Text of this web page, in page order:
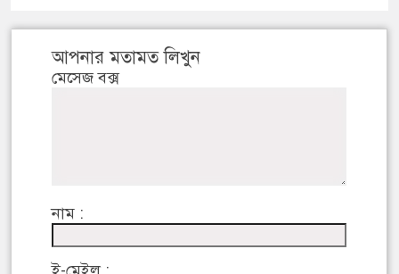
আপনার মতামত লিখুন
মেসেজ বক্স
নাম :